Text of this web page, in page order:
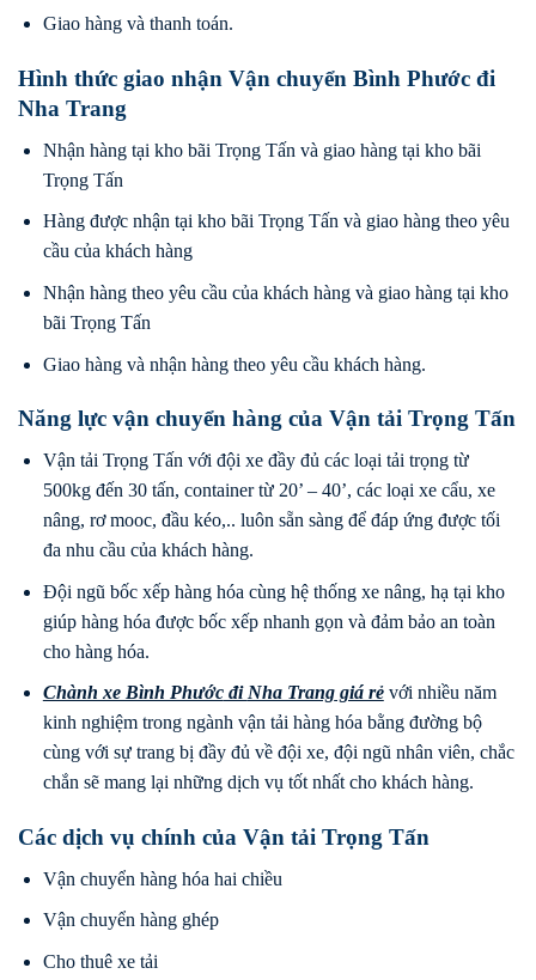
Giao hàng và thanh toán.
Hình thức giao nhận Vận chuyển Bình Phước đi
Nha Trang
Nhận hàng tại kho bãi Trọng Tấn và giao hàng tại kho bãi
Trọng Tấn
Hàng được nhận tại kho bãi Trọng Tấn và giao hàng theo yêu
cầu của khách hàng
Nhận hàng theo yêu cầu của khách hàng và giao hàng tại kho
bãi Trọng Tấn
Giao hàng và nhận hàng theo yêu cầu khách hàng.
Năng lực vận chuyển hàng của Vận tải Trọng Tấn
Vận tải Trọng Tấn với đội xe đầy đủ các loại tải trọng từ
500kg đến 30 tấn, container từ 20’ – 40’, các loại xe cẩu, xe
nâng, rơ mooc, đầu kéo,.. luôn sẵn sàng để đáp ứng được tối
đa nhu cầu của khách hàng.
Đội ngũ bốc xếp hàng hóa cùng hệ thống xe nâng, hạ tại kho
giúp hàng hóa được bốc xếp nhanh gọn và đảm bảo an toàn
cho hàng hóa.
Chành xe Bình Phướcđi Nha Tranggiá rẻvới nhiều năm
kinh nghiệm trong ngành vận tải hàng hóa bằng đường bộ
cùng với sự trang bị đầy đủ về đội xe, đội ngũ nhân viên, chắc
chắn sẽ mang lại những dịch vụ tốt nhất cho khách hàng.
Các dịch vụ chính của Vận tải Trọng Tấn
Vận chuyển hàng hóa hai chiều
Vận chuyển hàng ghép
Cho thuê xe tải